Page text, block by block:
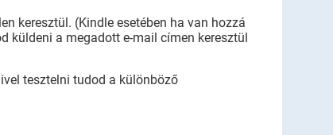
keresztül. (Kindle esetében ha van hozzá
küldeni a megadott e-mail címen keresztül
tesztelni tudod a különböző